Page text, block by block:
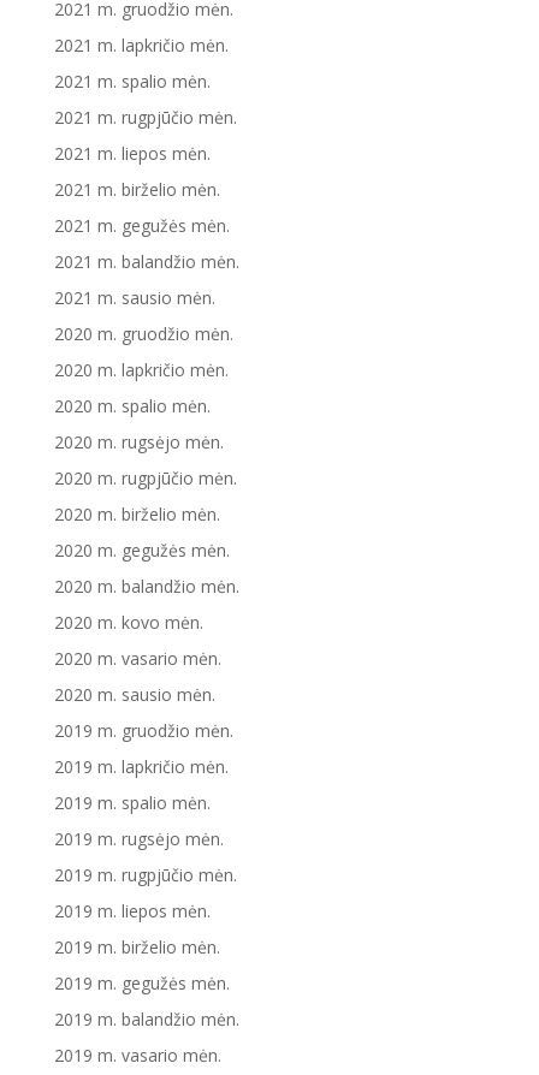
2021 m. gruodžio mėn.
2021 m. lapkričio mėn.
2021 m. spalio mėn.
2021 m. rugpjūčio mėn.
2021 m. liepos mėn.
2021 m. birželio mėn.
2021 m. gegužės mėn.
2021 m. balandžio mėn.
2021 m. sausio mėn.
2020 m. gruodžio mėn.
2020 m. lapkričio mėn.
2020 m. spalio mėn.
2020 m. rugsėjo mėn.
2020 m. rugpjūčio mėn.
2020 m. birželio mėn.
2020 m. gegužės mėn.
2020 m. balandžio mėn.
2020 m. kovo mėn.
2020 m. vasario mėn.
2020 m. sausio mėn.
2019 m. gruodžio mėn.
2019 m. lapkričio mėn.
2019 m. spalio mėn.
2019 m. rugsėjo mėn.
2019 m. rugpjūčio mėn.
2019 m. liepos mėn.
2019 m. birželio mėn.
2019 m. gegužės mėn.
2019 m. balandžio mėn.
2019 m. vasario mėn.